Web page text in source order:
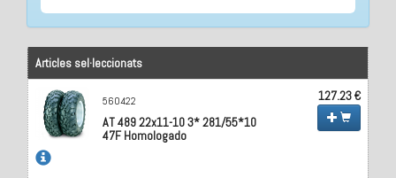
Articles sel·leccionats
560422
AT 489 22x11-10 3* 281/55*10
47F Homologado
127.23 €